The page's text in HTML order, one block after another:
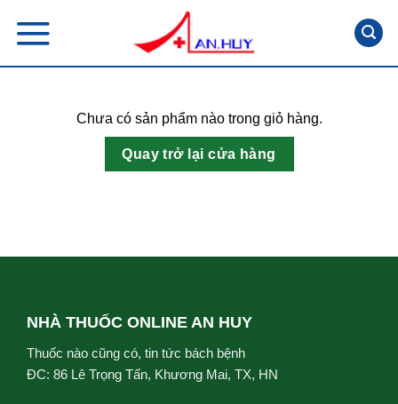
Chưa có sản phẩm nào trong giỏ hàng.
Quay trở lại cửa hàng
NHÀ THUỐC ONLINE AN HUY
Thuốc nào cũng có, tin tức bách bệnh
ĐC: 86 Lê Trọng Tấn, Khương Mai, TX, HN